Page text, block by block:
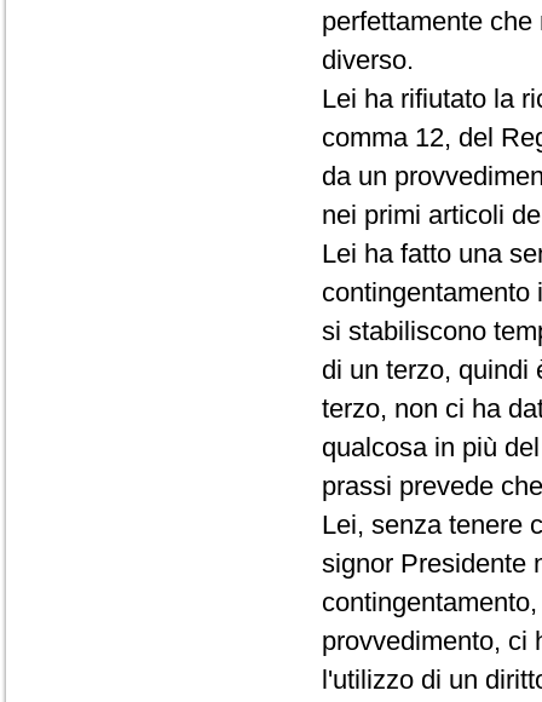
perfettamente
diverso.
Lei ha rifiutato la
comma 12, del
da un
nei primi articoli
Lei ha fatto una
contingentamento
si stabiliscono
di un terzo, quindi
terzo, non ci ha
qualcosa in più
prassi prevede
Lei, senza tenere
signor Presidente
provvedimento, ci
l'utilizzo di un